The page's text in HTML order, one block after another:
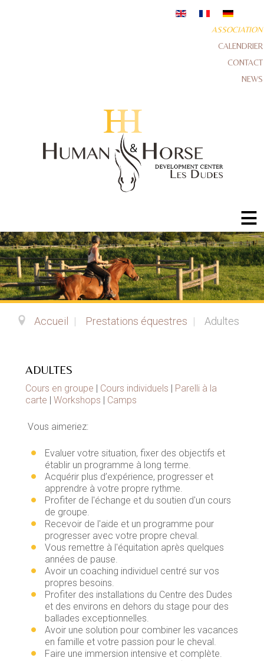
ASSOCIATION
CALENDRIER
CONTACT
NEWS
≡
Accueil | Prestations équestres | Adultes
ADULTES
Cours en groupe | Cours individuels | Parelli à la
carte | Workshops | Camps
Vous aimeriez:
Evaluer votre situation, fixer des objectifs et
établir un programme à long terme.
Acquérir plus d’expérience, progresser et
apprendre à votre propre rythme.
Profiter de l'échange et du soutien d'un cours
de groupe.
Recevoir de l'aide et un programme pour
progresser avec votre propre cheval.
Vous remettre à l'équitation après quelques
années de pause.
Avoir un coaching individuel centré sur vos
propres besoins.
Profiter des installations du Centre des Dudes
et des environs en dehors du stage pour des
ballades exceptionnelles.
Avoir une solution pour combiner les vacances
en famille et votre passion pour le cheval.
Faire une immersion intensive et complète.